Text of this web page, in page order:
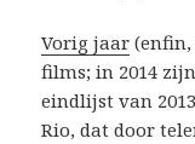
Vorig jaar (enfin,
films; in 2014
eindlijst van
Rio, dat door